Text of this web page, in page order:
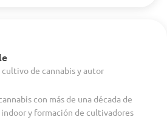
de cannabis y autor
con más de una década de
y formación de cultivadores